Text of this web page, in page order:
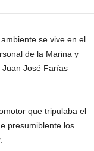
se vive en el
de la Marina y
Juan José Farías
que tripulaba el
presumiblente los